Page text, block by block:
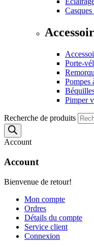
Porte-
Pompes
Pimper
Recherche de produits
Account
Account
Bienvenue de retour!
Mon compte
Ordres
Détails du compte
Service client
Connexion